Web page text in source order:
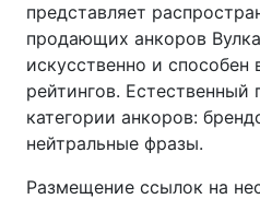
представляет
продающих анкоров
искусственно и
рейтингов.
категории анкоров:
нейтральные фразы.
Размещение ссылок на